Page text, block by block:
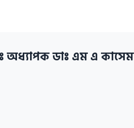
অধ্যাপক ডাঃ এম এ কাসেম